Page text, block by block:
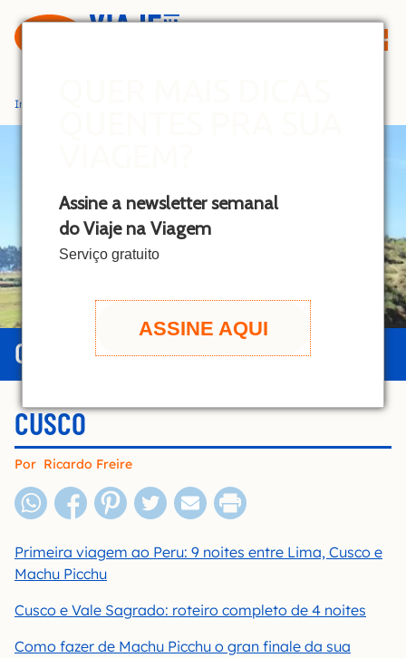
Assine a newsletter semanal
do Viaje na Viagem
Serviço gratuito
ASSINE AQUI
n
t
Início
GUIA DE CUSCO
CUSCO
Por Ricardo Freire
Primeira viagem ao Peru: 9 noites entre Lima, Cusco e
Machu Picchu
Cusco e Vale Sagrado: roteiro completo de 4 noites
Como fazer de Machu Picchu o gran finale da sua